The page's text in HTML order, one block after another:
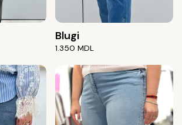
Blugi
1.350 MDL